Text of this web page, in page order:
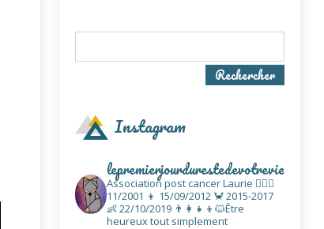
Rechercher
Instagram
lepremierjourdurestedevotrevie
Association post cancerLaurie 👩‍❤️‍👨
11/2001 👦 15/09/2012🦀 2015-2017
👶 22/10/2019👨‍👩‍👧‍👦🐱Être
heureux tout simplement